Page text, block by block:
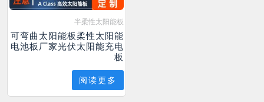
半柔性太阳能板
可弯曲太阳能板柔性太阳能
电池板厂家光伏太阳能充电
板
阅读更多